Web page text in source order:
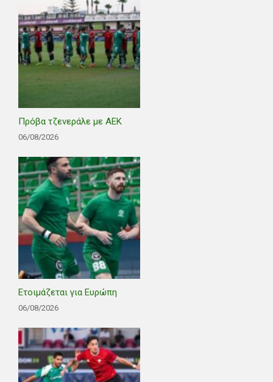
Πρόβα τζενεράλε με ΑΕΚ
06/08/2026
Ετοιμάζεται για Ευρώπη
06/08/2026